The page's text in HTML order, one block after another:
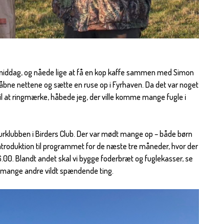
og nåede lige at få en kop kaffe sammen med Simon
nettene og sætte en ruse op i Fyrhaven. Da det var noget
ringmærke, håbede jeg, der ville komme mange fugle i
i Birders Club. Der var mødt mange op – både børn
til programmet for de næste tre måneder, hvor der
Blandt andet skal vi bygge foderbræt og fuglekasser, se
andre vildt spændende ting.